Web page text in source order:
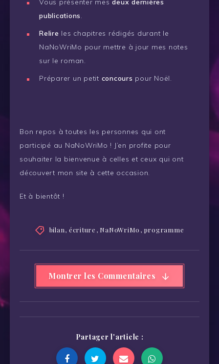
Vous présenter mesdeux dernières
publications.
Relire les chapitres rédigés durant le
NaNoWriMo pour mettre à jour mes notes
sur le roman.
Préparer un petit concours pour Noël.
Bon repos à toutes les personnes qui ont
participé au NaNoWriMo ! J’en profite pour
souhaiter la bienvenue à celles et ceux qui ont
découvert mon site à cette occasion.
Et à bientôt !
bilan, écriture , NaNoWriMo , programme
Montrer les Commentaires
Partager l'article :